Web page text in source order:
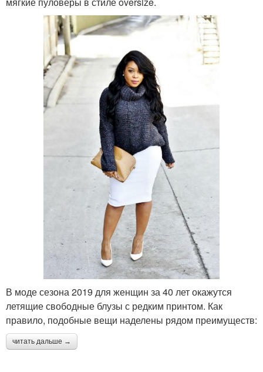
В моде сезона 2019 для женщин за 40 лет окажутся
летящие свободные блузы с редким принтом. Как
правило, подобные вещи наделены рядом преимуществ:
читать дальше →